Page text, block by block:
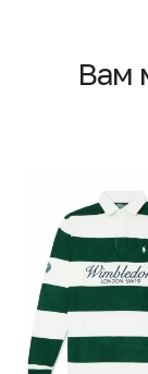
Вам